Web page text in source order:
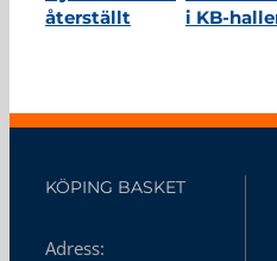
återställt
i KB-
KÖPING BASKET
Adress: